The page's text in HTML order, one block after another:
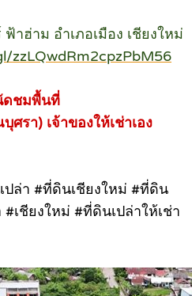
าฮ่าม อำเภอเมือง เชียงใหม่
zzLQwdRm2cpzPbM56
ดชมพื้นที่
รา) เจ้าของให้เช่าเอง
ปล่า #ที่ดินเชียงใหม่ #ที่ดิน
เชียงใหม่ #ที่ดินเปล่าให้เช่า